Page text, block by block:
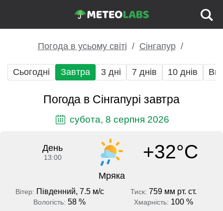
Погода в усьому світі Сінгапур
Сьогодні Завтра 3 дні 7 днів 10 днів
Погода в Сінгапурі завтра
субота, 8 серпня 2026
День
13:00 +32°C
Мряка
Вітер: Південний, 7.5 м/с Тиск: 759 мм рт. ст.
Вологість: 58 % Хмарність: 100 %